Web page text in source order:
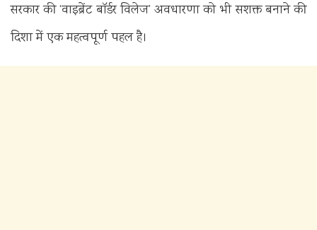
सरकार की ‘वाइब्रेंट बॉर्डर विलेज’ अवधारणा को भी सशक्त बनाने की
दिशा में एक महत्वपूर्ण पहल है।